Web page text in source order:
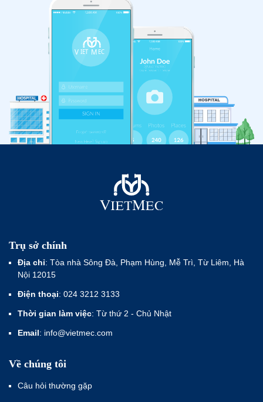
Trụ sở chính
Địa chỉ: Tòa nhà Sông Đà, Phạm Hùng, Mễ Trì, Từ Liêm, Hà
Nội 12015
Điện thoại: 024 3212 3133
Thời gian làm việc: Từ thứ 2 - Chủ Nhật
Email: info@vietmec.com
Về chúng tôi
Câu hỏi thường gặp